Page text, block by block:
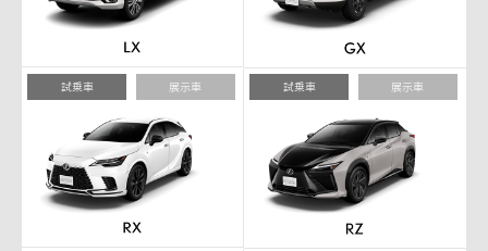
試乗車 展示車 試乗車 展示車